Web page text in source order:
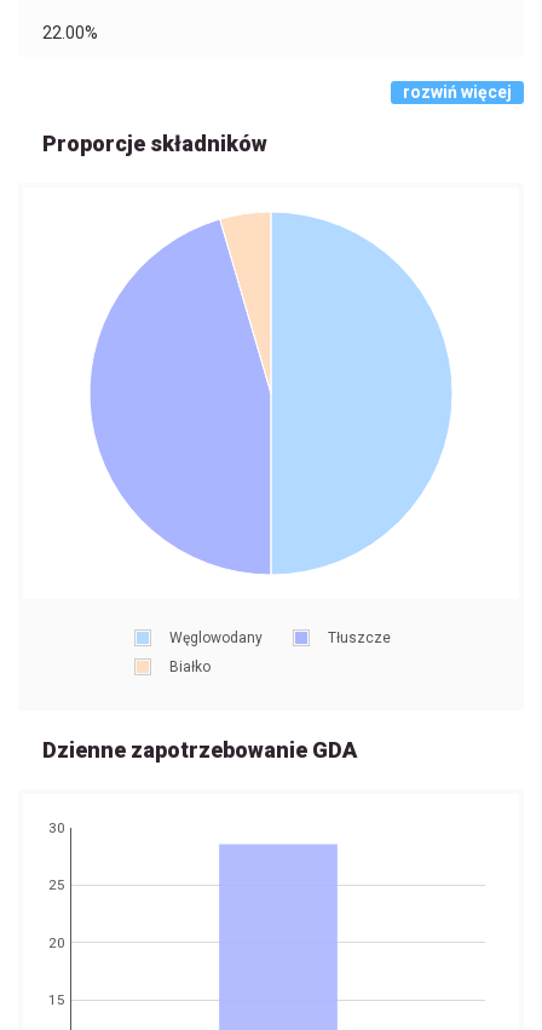
22.00%
rozwiń więcej
Proporcje składników
Węglowodany
Tłuszcze
Białko
Dzienne zapotrzebowanie GDA
15
20
25
30